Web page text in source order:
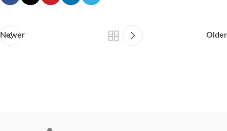
Newer Older